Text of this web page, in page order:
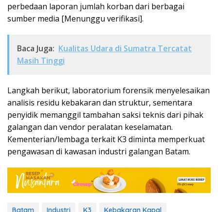
perbedaan laporan jumlah korban dari berbagai
sumber media [Menunggu verifikasi].
Baca Juga: Kualitas Udara di Sumatra Tercatat
Masih Tinggi
Langkah berikut, laboratorium forensik menyelesaikan
analisis residu kebakaran dan struktur, sementara
penyidik memanggil tambahan saksi teknis dari pihak
galangan dan vendor peralatan keselamatan.
Kementerian/lembaga terkait K3 diminta memperkuat
pengawasan di kawasan industri galangan Batam.
Batam Industri K3 Kebakaran Kapal